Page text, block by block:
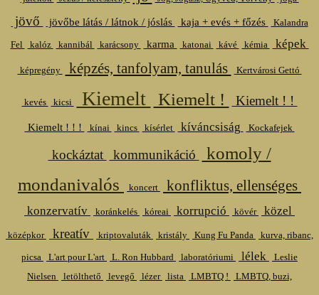
jövő jövőbe látás / látnok / jóslás kaja + evés + főzés Kalandra
Fel kalóz kannibál karácsony karma katonai kávé kémia képek
képregény képzés, tanfolyam, tanulás Kertvárosi Gettó
kevés kicsi Kiemelt Kiemelt ! Kiemelt ! !
Kiemelt ! ! ! kínai kincs kísérlet kíváncsiság Kockafejek
kockáztat kommunikáció
komoly /
mondanivalós
koncert konfliktus, ellenséges
konzervatív koránkelés kóreai korrupció kövér közel
középkor kreatív kriptovaluták kristály Kung Fu Panda kurva, ribanc,
picsa L'art pour L'art L. Ron Hubbard laboratóriumi lélek
Leslie
Nielsen
letölthető levegő lézer lista LMBTQ ! LMBTQ, buzi,